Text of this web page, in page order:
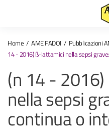
Home AME FADOI Pubblicazioni
14 - 2016) ß-lattamici nella sepsi
(n 14 -
nella sepsi
continua o